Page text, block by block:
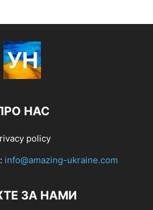
НАС
policy
info@amazing-ukraine.com
ЗА НАМИ